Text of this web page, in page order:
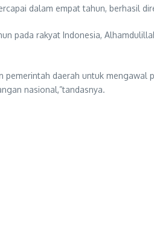
dalam empat tahun, berhasil
pada rakyat Indonesia,
pemerintah daerah untuk
nasional,”tandasnya.